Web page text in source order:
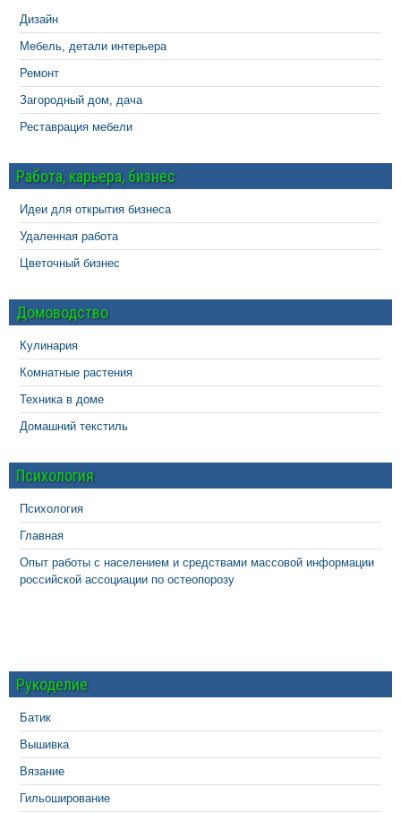
Дизайн
Мебель, детали интерьера
Ремонт
Загородный дом, дача
Реставрация мебели
Работа, карьера, бизнес
Идеи для открытия бизнеса
Удаленная работа
Цветочный бизнес
Домоводство
Кулинария
Комнатные растения
Техника в доме
Домашний текстиль
Психология
Психология
Главная
Опыт работы с населением и средствами массовой информации
российской ассоциации по остеопорозу
Рукоделие
Батик
Вышивка
Вязание
Гильоширование